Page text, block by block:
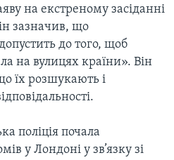
на екстреному засіданні
зазначив, що
до того, щоб
на вулицях країни». Він
їх розшукають і
поліція почала
у Лондоні у зв’язку зі